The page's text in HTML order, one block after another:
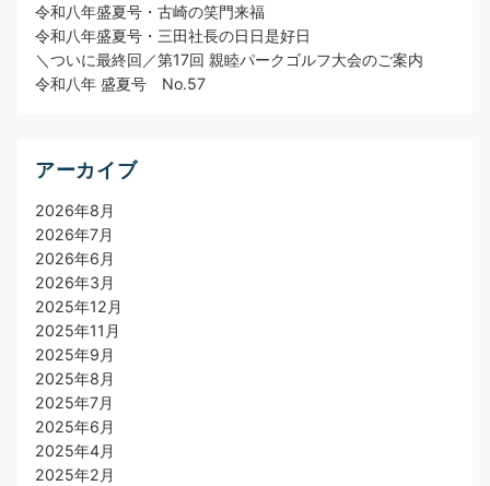
令和八年盛夏号・古崎の笑門来福
令和八年盛夏号・三田社長の日日是好日
＼ついに最終回／第17回 親睦パークゴルフ大会のご案内
令和八年 盛夏号 No.57
アーカイブ
2026年8月
2026年7月
2026年6月
2026年3月
2025年12月
2025年11月
2025年9月
2025年8月
2025年7月
2025年6月
2025年4月
2025年2月